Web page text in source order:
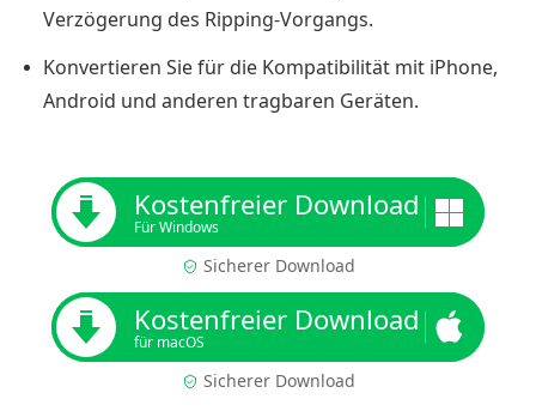
Verzögerung des Ripping-Vorgangs.
Konvertieren Sie für die Kompatibilität mit iPhone,
Android und anderen tragbaren Geräten.
Kostenfreier Download
Für Windows
Sicherer Download
Kostenfreier Download
für macOS
Sicherer Download